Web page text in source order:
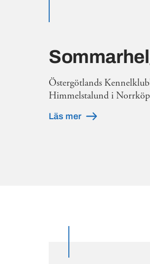
Östergötlands
Himmelstalund i
Läs mer